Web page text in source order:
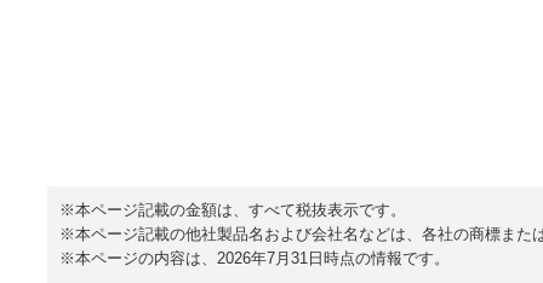
※本ページ記載の金額は、すべて税抜表示です。
※本ページ記載の他社製品名および会社名などは、各社の商標また
※本ページの内容は、2026年7月31日時点の情報です。